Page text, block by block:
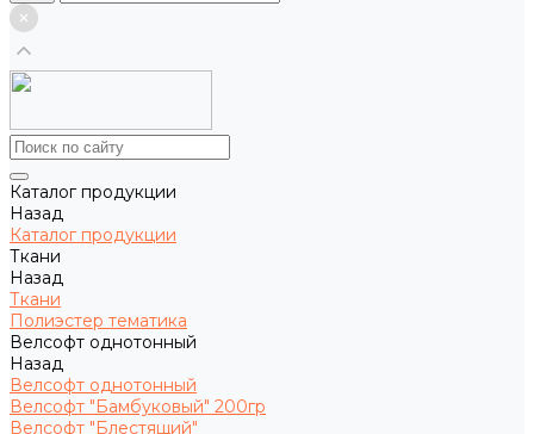
Каталог продукции
Назад
Каталог продукции
Ткани
Назад
Ткани
Полиэстер тематика
Велсофт однотонный
Назад
Велсофт однотонный
Велсофт "Бамбуковый" 200гр
Велсофт "Блестящий"